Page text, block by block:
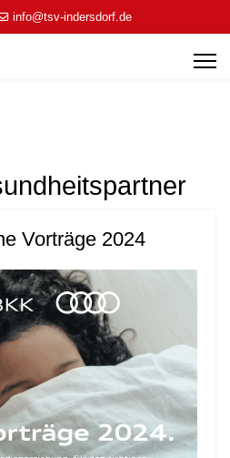
info@tsv-indersdorf.de
Vorträge 2024